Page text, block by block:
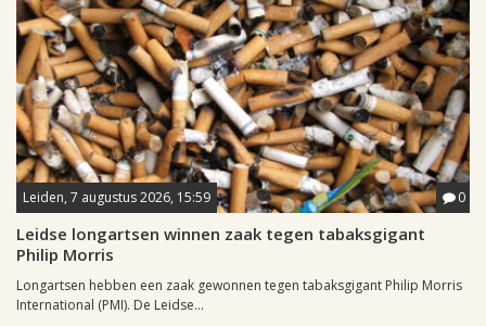
Leiden, 7 augustus 2026, 15:59 0
Leidse longartsen winnen zaak tegen tabaksgigant
Philip Morris
Longartsen hebben een zaak gewonnen tegen tabaksgigant Philip Morris
International (PMI). De Leidse...